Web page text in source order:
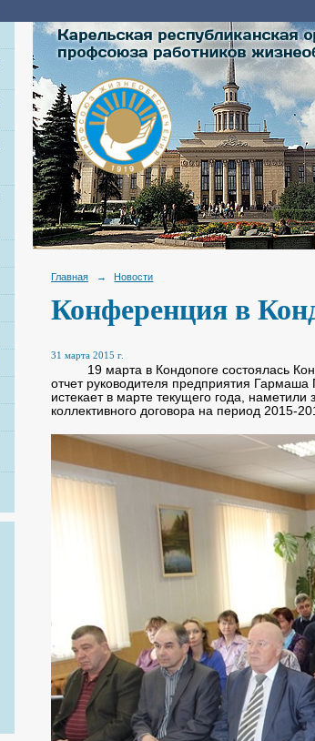
Главная → Новости
Конференция в
31 марта 2015 г.
19 марта в Кондопоге состоялась
отчет руководителя предприятия Гармаша
истекает в марте текущего года,
коллективного договора на период 2015-